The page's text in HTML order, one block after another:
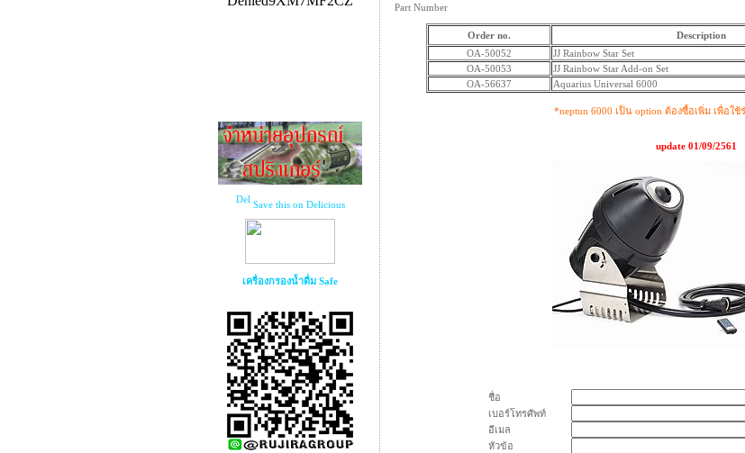
Save this on Delicious
เครื่องกรองน้ำดื่ม Safe
Part Number
Order no. Description
OA-50052
JJ Rainbow Star Set
OA-50053
JJ Rainbow Star Add-on Set
OA-56637
Aquarius Universal 6000
*neptun 6000 เป็น option ต้องซื้อเพิ่ม เพื่อใช้
update 01/09/2561
ชื่อ
เบอร์โทรศัพท์
อีเมล
หัวข้อ